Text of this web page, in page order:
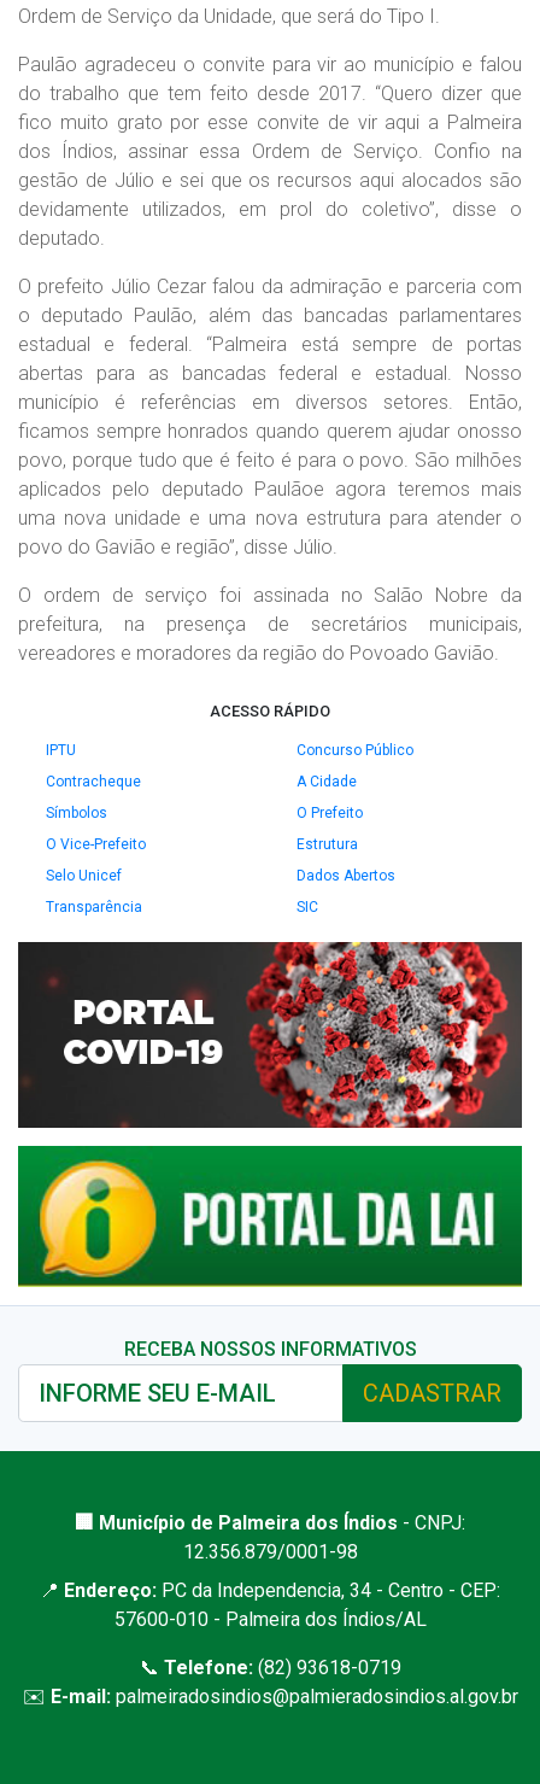
Ordem de Serviço da Unidade, que será do Tipo I.
Paulão agradeceu o convite para vir ao município e falou
do trabalho que tem feito desde 2017. “Quero dizer que
fico muito grato por esse convite de vir aqui a Palmeira
dos Índios, assinar essa Ordem de Serviço. Confio na
gestão de Júlio e sei que os recursos aqui alocados são
devidamente utilizados, em prol do coletivo”, disse o
deputado.
O prefeito Júlio Cezar falou da admiração e parceria com
o deputado Paulão, além das bancadas parlamentares
estadual e federal. “Palmeira está sempre de portas
abertas para as bancadas federal e estadual. Nosso
município é referências em diversos setores. Então,
ficamos sempre honrados quando querem ajudar onosso
povo, porque tudo que é feito é para o povo. São milhões
aplicados pelo deputado Paulãoe agora teremos mais
uma nova unidade e uma nova estrutura para atender o
povo do Gavião e região”, disse Júlio.
O ordem de serviço foi assinada no Salão Nobre da
prefeitura, na presença de secretários municipais,
vereadores e moradores da região do Povoado Gavião.
ACESSO RÁPIDO
IPTU
Concurso Público
Contracheque
A Cidade
Símbolos
O Prefeito
O Vice-Prefeito
Estrutura
Selo Unicef
Dados Abertos
Transparência
SIC
RECEBA NOSSOS INFORMATIVOS
CADASTRAR
🏢 Município de Palmeira dos Índios - CNPJ:
12.356.879/0001-98
📍 Endereço: PC da Independencia, 34 - Centro - CEP:
57600-010 - Palmeira dos Índios/AL
📞 Telefone:(82) 93618-0719
✉️ E-mail: palmeiradosindios@palmieradosindios.al.gov.br